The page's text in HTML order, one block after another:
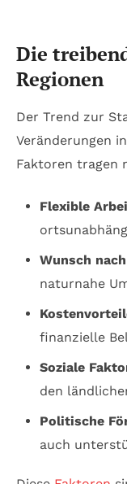
Die
Regionen
Der Trend zur
Veränderungen
Faktoren tragen
Flexible
Wunsch
naturnahe
finanzielle
Soziale
den
Politische
auch